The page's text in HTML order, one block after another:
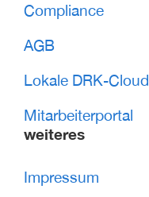
Compliance
AGB
Lokale DRK-Cloud
Mitarbeiterportal
weiteres
Impressum